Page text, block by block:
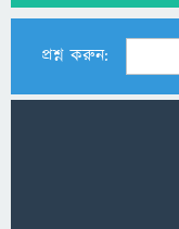
প্রশ্ন করুন: